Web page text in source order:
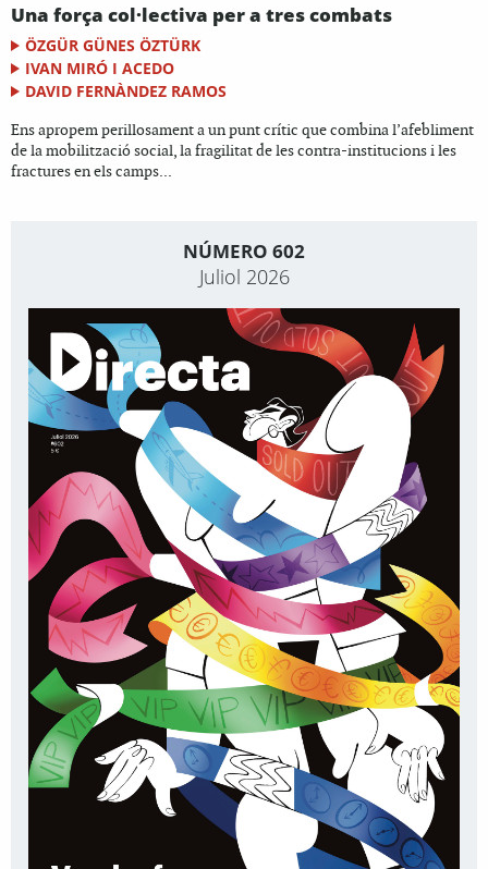
Una força col·lectiva per a tres combats
ÖZGÜR GÜNES ÖZTÜRK
IVAN MIRÓ I ACEDO
DAVID FERNÀNDEZ RAMOS
Ens apropem perillosament a un punt crític que combina l’afebliment
de la mobilització social, la fragilitat de les contra-institucions i les
fractures en els camps...
NÚMERO 602
Juliol 2026